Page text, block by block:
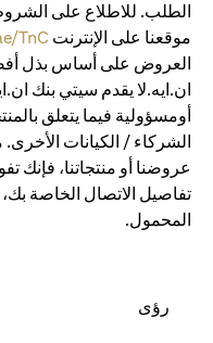
الطلب. للاطلاع على
موقعنا على الإنترنت TnC
العروض على أساس بذل
ان.ايه.لا يقدم سيتي بنك
أومسؤولية فيما يتعلق
الشركاء / الكيانات
عروضنا أو منتجاتنا، فإنك
تفاصيل الاتصال الخاصة
المحمول.
رؤى